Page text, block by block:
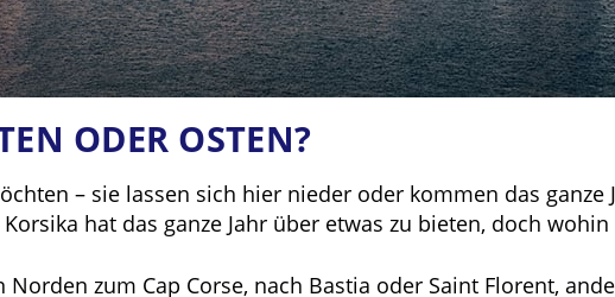
ODER OSTEN?
– sie lassen sich hier nieder oder kommen das
hat das ganze Jahr über etwas zu bieten, doch
zum Cap Corse, nach Bastia oder Saint Florent,